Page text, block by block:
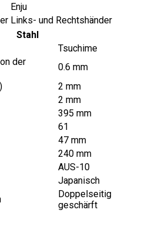
Enju
Links- und Rechtshänder
Stahl
Tsuchime
der
0.6 mm
2 mm
2 mm
395 mm
61
47 mm
240 mm
AUS-10
Japanisch
Doppelseitig
geschärft